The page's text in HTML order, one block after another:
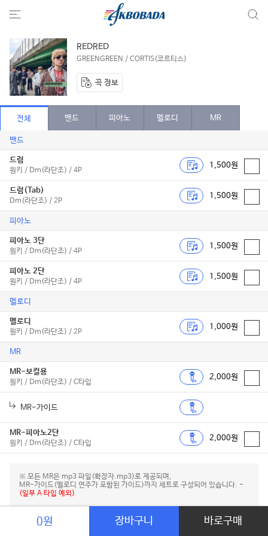
REDRED
GREENGREEN / CORTIS(코르티스)
곡 정보
전체 밴드 피아노 멜로디 MR
밴드
드럼
원키 / Dm(라단조) / 4P
1,500원
드럼(Tab)
Dm(라단조) / 2P
1,500원
피아노
피아노 3단
원키 / Dm(라단조) / 4P
1,500원
피아노 2단
원키 / Dm(라단조) / 4P
1,500원
멜로디
멜로디
원키 / Dm(라단조) / 2P
1,000원
MR
MR-보컬용
원키 / Dm(라단조) / C타입
2,000원
MR-가이드
MR-피아노2단
원키 / Dm(라단조) / C타입
2,000원
※ 모든 MR은 mp3 파일(확장자.mp3)로 제공되며,
MR-가이드(멜로디 연주가 포함된 가이드)까지 세트로 구성되어 있습니다. -
(일부 A 타입 예외)
0원 장바구니 바로구매